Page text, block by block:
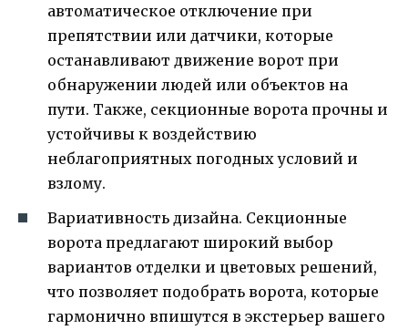
автоматическое отключение при
препятствии или датчики, которые
останавливают движение ворот при
обнаружении людей или объектов на
пути. Также, секционные ворота прочны и
устойчивы к воздействию
неблагоприятных погодных условий и
взлому.
Вариативность дизайна. Секционные
ворота предлагают широкий выбор
вариантов отделки и цветовых решений,
что позволяет подобрать ворота, которые
гармонично впишутся в экстерьер вашего